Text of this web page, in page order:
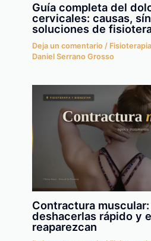
Guía completa del
cervicales: causas,
soluciones de
Deja un comentario /
Daniel Serrano Grosso
Contractura
deshacerlas rápido y
reaparezcan